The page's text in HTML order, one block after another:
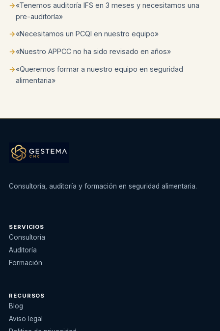
→«Tenemos auditoría IFS en 3 meses y necesitamos una
pre-auditoría»
→«Necesitamos un PCQI en nuestro equipo»
→«Nuestro APPCC no ha sido revisado en años»
→«Queremos formar a nuestro equipo en seguridad
alimentaria»
Consultoría, auditoría y formación en seguridad alimentaria.
SERVICIOS
Consultoría
Auditoría
Formación
RECURSOS
Blog
Aviso legal